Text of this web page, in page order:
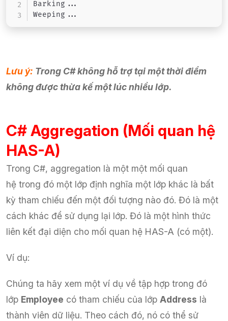
Barking ...
Weeping ...
Lưu ý: Trong C# không hỗ trợ tại một thời điểm
không được thừa kế một lúc nhiều lớp.
C# Aggregation (Mối quan hệ
HAS-A)
Trong C#, aggregation là một một mối quan
hệ trong đó một lớp định nghĩa một lớp khác là bất
kỳ tham chiếu đến một đối tượng nào đó. Đó là một
cách khác để sử dụng lại lớp. Đó là một hình thức
liên kết đại diện cho mối quan hệ HAS-A (có một).
Ví dụ:
Chúng ta hãy xem một ví dụ về tập hợp trong đó
lớp Employee có tham chiếu của lớp Address là
thành viên dữ liệu. Theo cách đó, nó có thể sử